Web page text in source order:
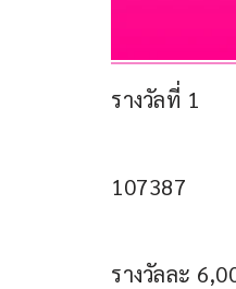
รางวัลที่ 1
107387
รางวัลละ